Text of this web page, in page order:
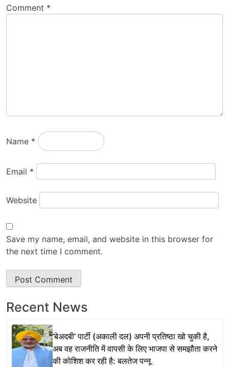
Comment *
Name *
Email *
Website
Save my name, email, and website in this browser for
the next time I comment.
Recent News
‘बेअदबी’ पार्टी (अकाली दल) अपनी प्रतिष्ठा खो चुकी है,
अब वह राजनीति में वापसी के लिए भाजपा से समझौता करने
की कोशिश कर रही है: बलतेज पन्नू